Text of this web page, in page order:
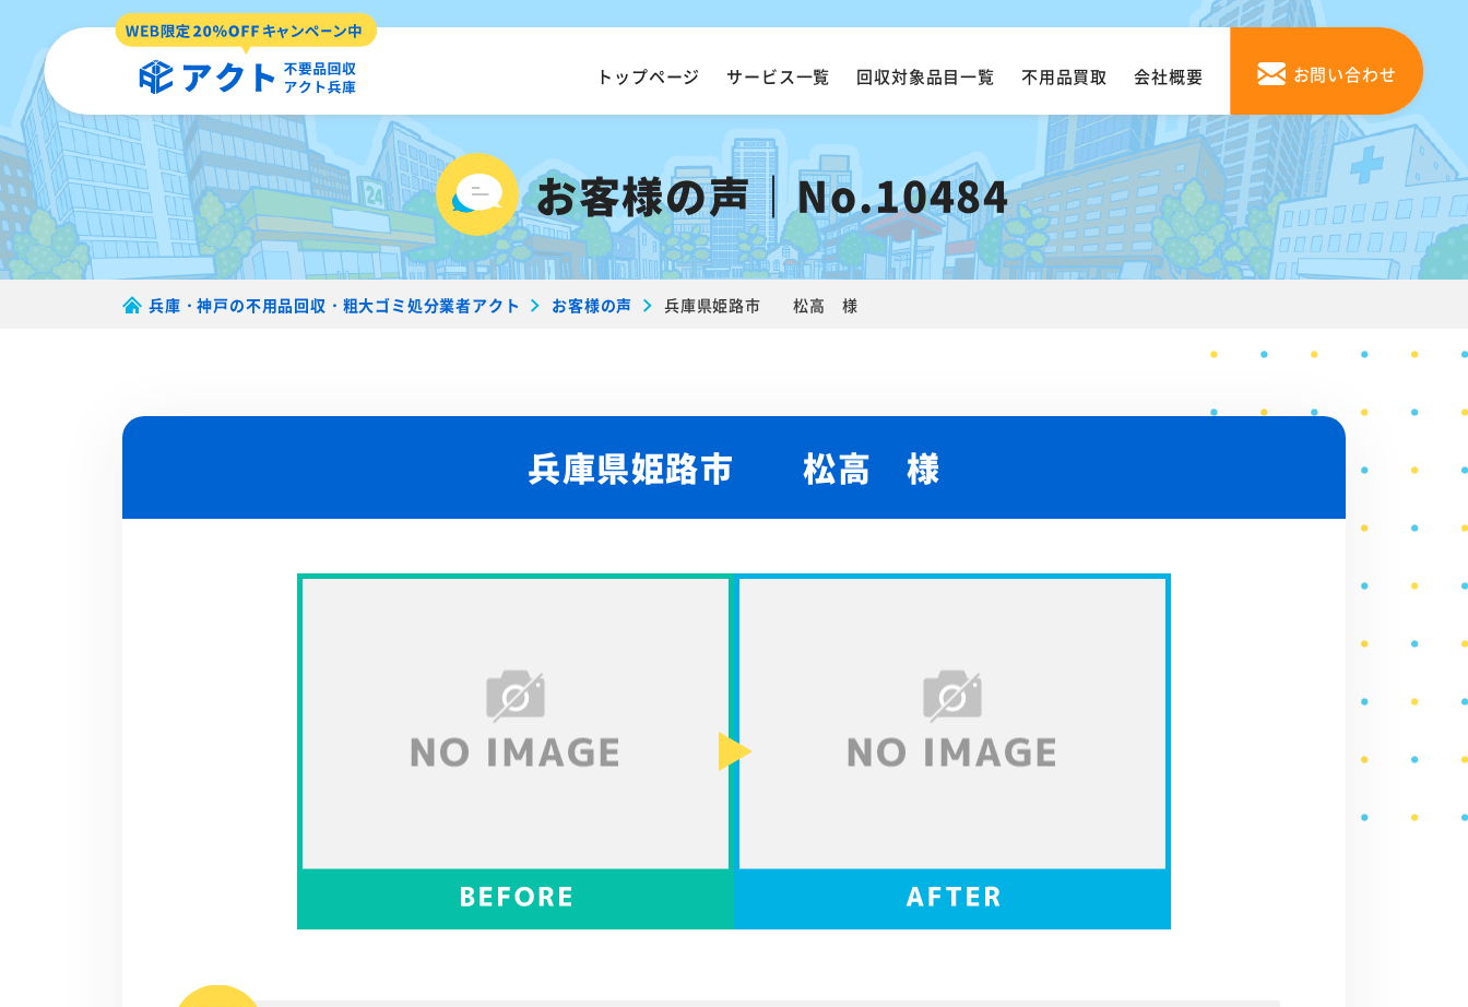
トップページ サービス一覧 回収対象品目一覧 不用品買取 会社概要 お問い合わせ
お客様の声｜No.10484
兵庫・神戸の不用品回収・粗大ゴミ処分業者アクト お客様の声 兵庫県姫路市 松高 様
兵庫県姫路市 松高 様